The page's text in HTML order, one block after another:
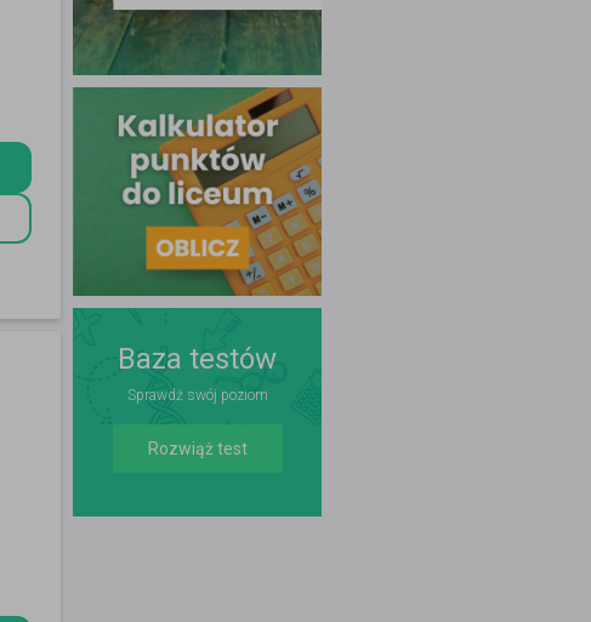
Baza testów
Sprawdź swój poziom
Rozwiąż test